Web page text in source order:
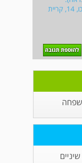
מטפל באופן פרטי במיקום הבא: דרך עכו, 14, קריית